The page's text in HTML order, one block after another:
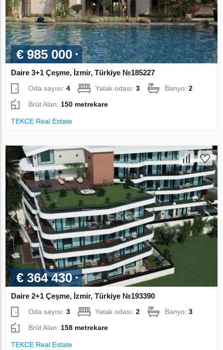
€ 985 000
Daire 3+1 Çeşme, İzmir, Türkiye №185227
Oda sayısı:4 Yatak odası:3 Banyo:2
Brüt Alan: 150 metrekare
TEKCE Real Estate
€ 364 430
Daire 2+1 Çeşme, İzmir, Türkiye №193390
Oda sayısı:3 Yatak odası:2 Banyo:3
Brüt Alan:158 metrekare
TEKCE Real Estate